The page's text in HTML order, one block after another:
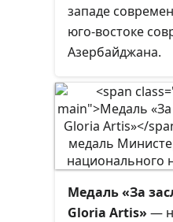
западе
юго-востоке
Азербайджана.
Медаль «За
Gloria Artis» —